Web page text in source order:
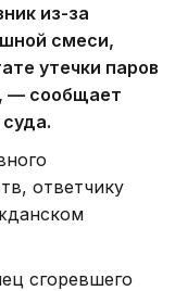
из-за
смеси,
утечки паров
— сообщает
ответчику
сгоревшего